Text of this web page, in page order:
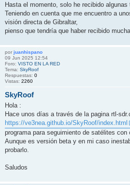
Hasta el momento, solo he recibido algunas
Teniendo en cuenta que me encuentro a
visión directa de Gibraltar,
pienso que tendría que haber recibido
por juanhispano
09 Jun 2025 12:54
Foro: VISTO EN LA RED
Tema: SkyRoof
Respuestas: 0
Vistas: 2260
SkyRoof
Hola :
Hace unos días a través de la pagina rtl-
https://ve3nea.github.io/SkyRoof/index.html
programa para seguimiento de satélites con
Aunque es versión beta y en mi caso
probarlo.
Saludos